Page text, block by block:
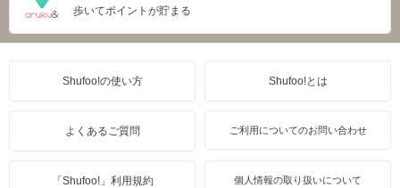
歩いてポイントが貯まる
Shufoo!の使い方 Shufoo!とは
よくあるご質問 ご利用についてのお問い合わせ
「Shufoo!」利用規約 個人情報の取り扱いについて